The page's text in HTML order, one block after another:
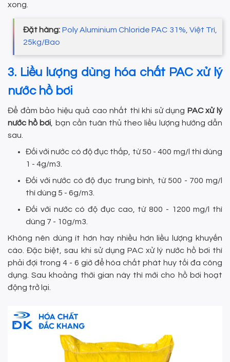
xong.
Đặt hàng: Poly Aluminium Chloride PAC 31%, Việt Trì,
25kg/Bao
3. Liều lượng dùng hóa chất PAC xử lý
nước hồ bơi
Để đảm bảo hiệu quả cao nhất thì khi sử dụng PAC xử lý
nước hồ bơi , bạn cần tuân thủ theo liều lượng hướng dẫn
sau.
Đối với nước có độ đục thấp, từ 50 - 400 mg/l thì dùng
1 - 4g/m3.
Đối với nước có độ đục trung bình, từ 500 - 700 mg/l
thì dùng 5 - 6g/m3.
Đối với nước có độ đục cao, từ 800 - 1200 mg/l thì
dùng 7 - 10g/m3.
Không nên dùng ít hơn hay nhiều hơn liều lượng khuyến
cáo. Đặc biệt, sau khi sử dụng PAC xử lý nước hồ bơi thì
phải đợi trong 4 - 6 giờ để hóa chất phát huy tối đa công
dụng. Sau khoảng thời gian này thì mới cho hồ bơi hoạt
động trở lại.